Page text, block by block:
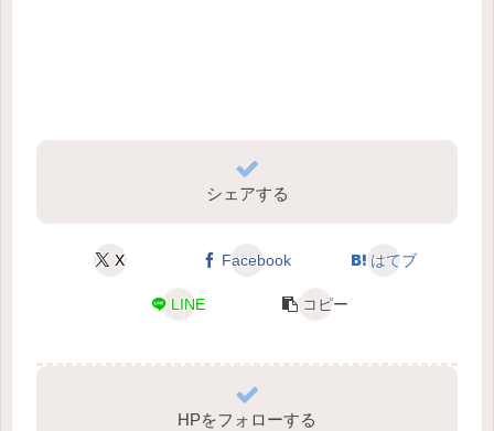
シェアする
X Facebook はてブ
LINE コピー
HPをフォローする